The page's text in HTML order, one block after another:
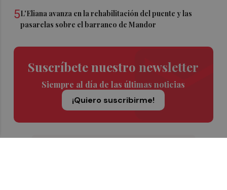
5L'Eliana avanza en la rehabilitación del puente y las
pasarelas sobre el barranco de Mandor
Suscríbete nuestro newsletter
Siempre al día de las últimas noticias
¡Quiero suscribirme!